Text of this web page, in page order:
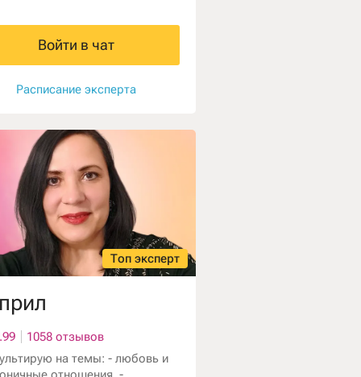
Войти в чат
Расписание эксперта
Топ эксперт
1058 отзывов
на темы: - любовь и